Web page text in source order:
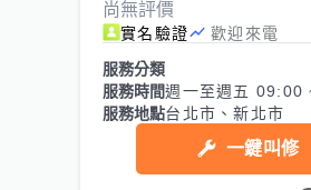
尚無評價
實名驗證
歡迎來電
服務分類
服務時間週一至週五 09:00
服務地點台北市、新北市
一鍵叫修